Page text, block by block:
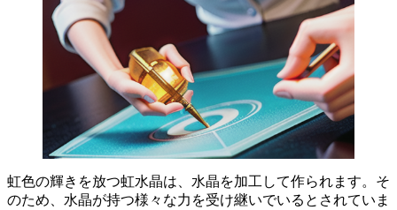
虹色の輝きを放つ虹水晶は、水晶を加工して作られます。そ
のため、水晶が持つ様々な力を受け継いでいるとされていま